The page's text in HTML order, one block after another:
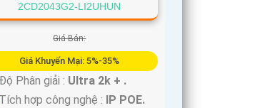
2CD2043G2-LI2UHUN
Giá Bán:
Giá Khuyến Mại: 5%-35%
Phân giải : Ultra 2k + .
hợp công nghệ : IP POE.